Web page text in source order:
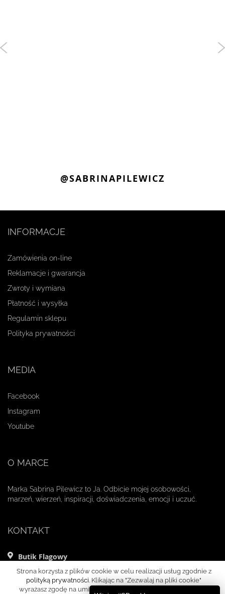
@SABRINAPILEWICZ
INFORMACJE
Zamówienia on-line
Reklamacje i gwarancja
Zwroty i wymiana
Płatność i wysyłka
Regulamin sklepu
Polityka prywatności
MEDIA
Facebook
Instagram
Youtube
O MARCE
Marka Sabrina Pilewicz to Ja. Odbicie mojej osobowości,
marzeń, wierzeń, inspiracji, doświadczenia, emocji i uczuć.
KONTAKT
Butik Flagowy
ul. Mikołaja Kopernika 11 lok. 1
00-359 Warszawa
+48 695 000 010
Strona korzysta z plików cookie w celu realizacji usług zgodnie z
polityką prywatności. Klikając na "Zezwalaj na pliki cookie"
wyrażasz zgodę na umieszczanie cookies w Twoim urządzeniu